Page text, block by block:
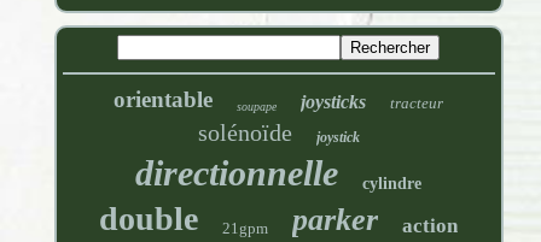
orientable soupape joysticks tracteur
solénoïde joystick
directionnelle cylindre
double 21gpm parker action